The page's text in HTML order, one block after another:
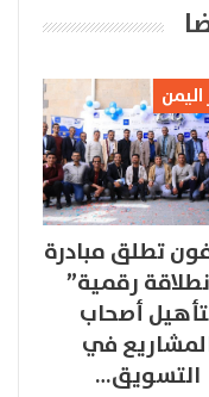
اليمن
تطلق مبادرة
رقمية”
أصحاب
في
التسويق…